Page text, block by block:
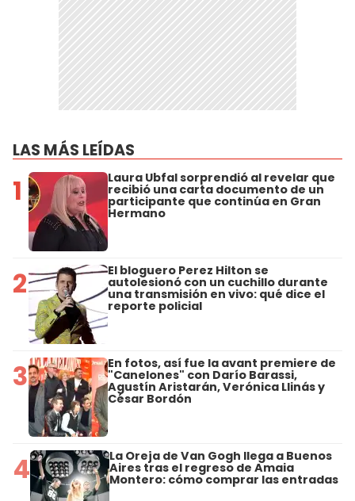
LAS MÁS LEÍDAS
1 Laura Ubfal sorprendió al revelar que
recibió una carta documento de un
participante que continúa en Gran
Hermano
2 El bloguero Perez Hilton se
autolesionó con un cuchillo durante
una transmisión en vivo: qué dice el
reporte policial
3 En fotos, así fue la avant premiere de
"Canelones" con Darío Barassi,
Agustín Aristarán, Verónica Llinás y
César Bordón
4 La Oreja de Van Gogh llega a Buenos
Aires tras el regreso de Amaia
Montero: cómo comprar las entradas